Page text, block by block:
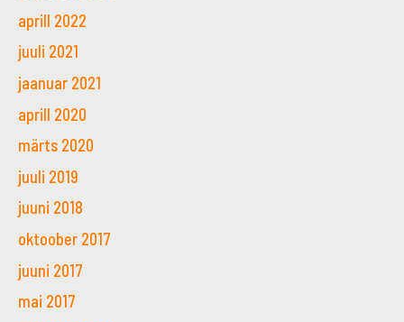
aprill 2022
juuli 2021
jaanuar 2021
aprill 2020
märts 2020
juuli 2019
juuni 2018
oktoober 2017
juuni 2017
mai 2017